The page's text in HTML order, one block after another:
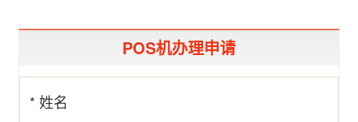
POS机办理申请
* 姓名